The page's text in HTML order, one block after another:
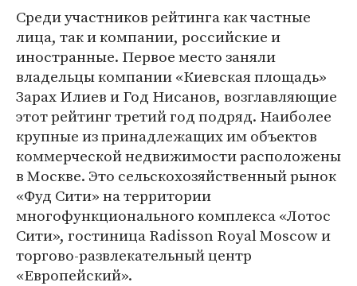
Среди участников рейтинга как частные
лица, так и компании, российские и
иностранные. Первое место заняли
владельцы компании «Киевская площадь»
Зарах Илиев и Год Нисанов, возглавляющие
этот рейтинг третий год подряд. Наиболее
крупные из принадлежащих им объектов
коммерческой недвижимости расположены
в Москве. Это сельскохозяйственный рынок
«Фуд Сити» на территории
многофункционального комплекса «Лотос
Сити», гостиница Radisson Royal Moscow и
торгово-развлекательный центр
«Европейский».